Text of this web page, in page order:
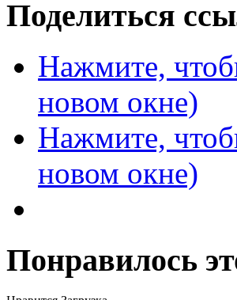
Поделиться
Нажмите,
новом окне)
Нажмите,
новом окне)
Понравилось